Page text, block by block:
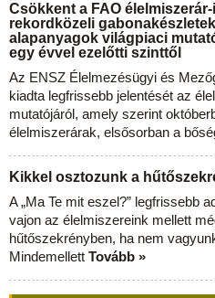
Csökkent a FAO
rekordközeli
alapanyagok világpiaci
egy évvel ezelőtti szinttől
Az ENSZ Élelmezésügyi és
kiadta legfrissebb jelentését az
mutatójáról, amely szerint
élelmiszerárak, elsősorban a
Kikkel osztozunk a
A „Ma Te mit eszel?” legfrissebb
vajon az élelmiszereink mellett
hűtőszekrényben, ha nem
Mindemellett Tovább »